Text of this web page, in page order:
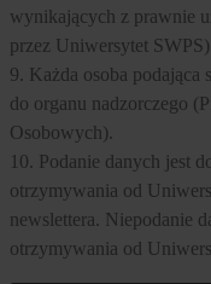
wynikających z prawnie
przez Uniwersytet
9. Każda osoba podająca
do organu nadzorczego
Osobowych).
10. Podanie danych jest
otrzymywania od
newslettera. Niepodanie
otrzymywania od